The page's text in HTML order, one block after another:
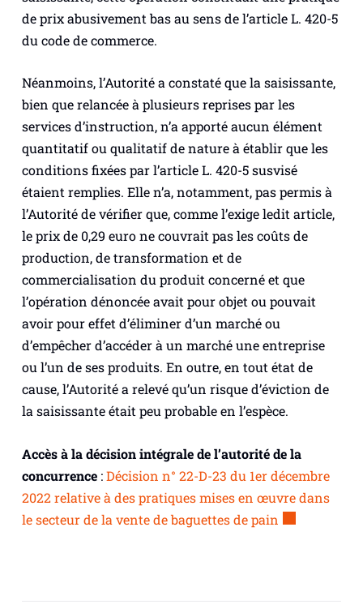
de prix abusivement bas au sens de l’article L. 420-5
du code de commerce.
Néanmoins, l’Autorité a constaté que la saisissante,
bien que relancée à plusieurs reprises par les
services d’instruction, n’a apporté aucun élément
quantitatif ou qualitatif de nature à établir que les
conditions fixées par l’article L. 420-5 susvisé
étaient remplies. Elle n’a, notamment, pas permis à
l’Autorité de vérifier que, comme l’exige ledit article,
le prix de 0,29 euro ne couvrait pas les coûts de
production, de transformation et de
commercialisation du produit concerné et que
l’opération dénoncée avait pour objet ou pouvait
avoir pour effet d’éliminer d’un marché ou
d’empêcher d’accéder à un marché une entreprise
ou l’un de ses produits. En outre, en tout état de
cause, l’Autorité a relevé qu’un risque d’éviction de
la saisissante était peu probable en l’espèce.
Accès à la décision intégrale de l’autorité de la
concurrence:Décision n° 22-D-23 du 1er décembre
2022 relative à des pratiques mises en œuvre dans
le secteur de la vente de baguettes de pain